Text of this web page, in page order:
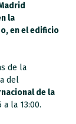
la
en el edificio
de la
del
de la
la 13:00.